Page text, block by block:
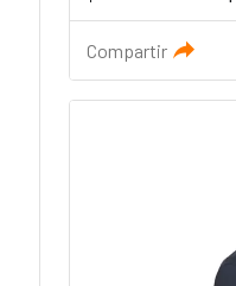
Compartir